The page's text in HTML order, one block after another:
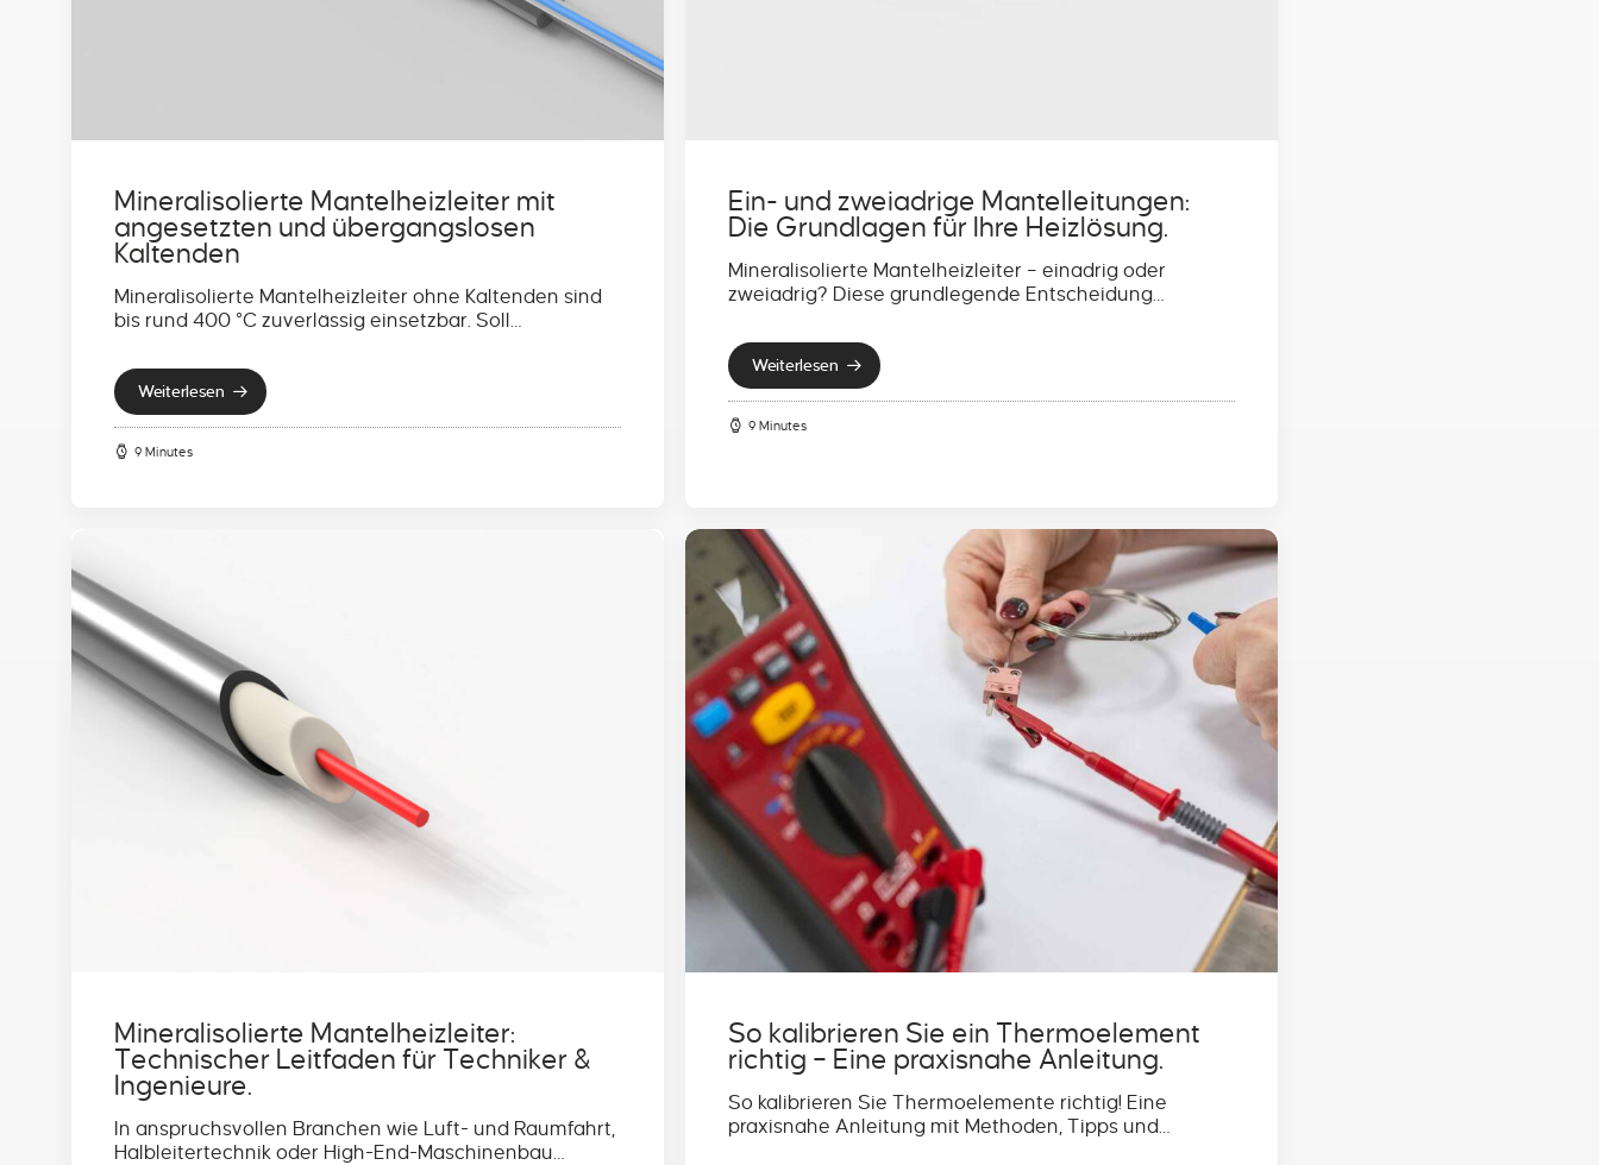
Mineralisolierte Mantelheizleiter mit
angesetzten und übergangslosen
Kaltenden
Mineralisolierte Mantelheizleiter ohne Kaltenden sind
bis rund 400 °C zuverlässig einsetzbar. Soll…
Weiterlesen
9 Minutes
Ein- und zweiadrige Mantelleitungen:
Die Grundlagen für Ihre Heizlösung.
Mineralisolierte Mantelheizleiter – einadrig oder
zweiadrig? Diese grundlegende Entscheidung…
Weiterlesen
9 Minutes
Mineralisolierte Mantelheizleiter:
Technischer Leitfaden für Techniker &
Ingenieure.
In anspruchsvollen Branchen wie Luft- und Raumfahrt,
Halbleitertechnik oder High-End-Maschinenbau…
So kalibrieren Sie ein Thermoelement
richtig – Eine praxisnahe Anleitung.
So kalibrieren Sie Thermoelemente richtig! Eine
praxisnahe Anleitung mit Methoden, Tipps und…